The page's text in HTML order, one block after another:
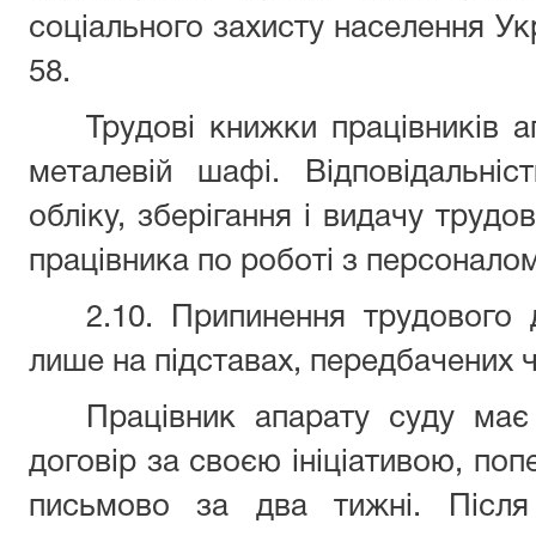
соціального захисту населення
58.
Трудові книжки працівників
металевій шафі.
обліку, зберігання і видачу
працівника по роботі з
2.10. Припинення
лише на підставах, передбачених
Працівник апарату суду
договір за своєю ініціативою,
письмово за два тижні. Після